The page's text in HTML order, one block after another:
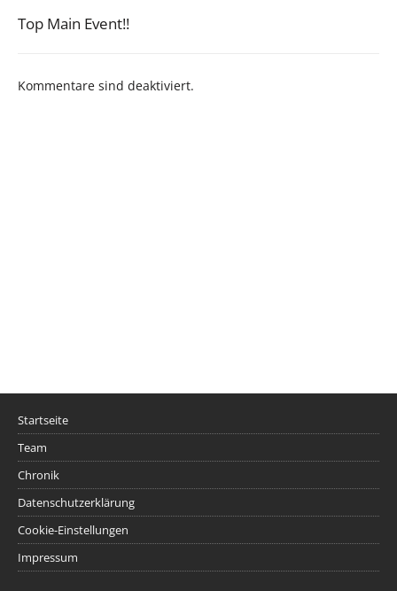
Top Main Event!!
Kommentare sind deaktiviert.
Startseite
Team
Chronik
Datenschutzerklärung
Cookie-Einstellungen
Impressum